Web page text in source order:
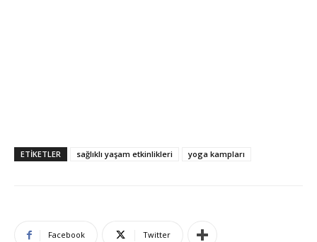
ETIKETLER sağlıklı yaşam etkinlikleri yoga kampları
Facebook Twitter